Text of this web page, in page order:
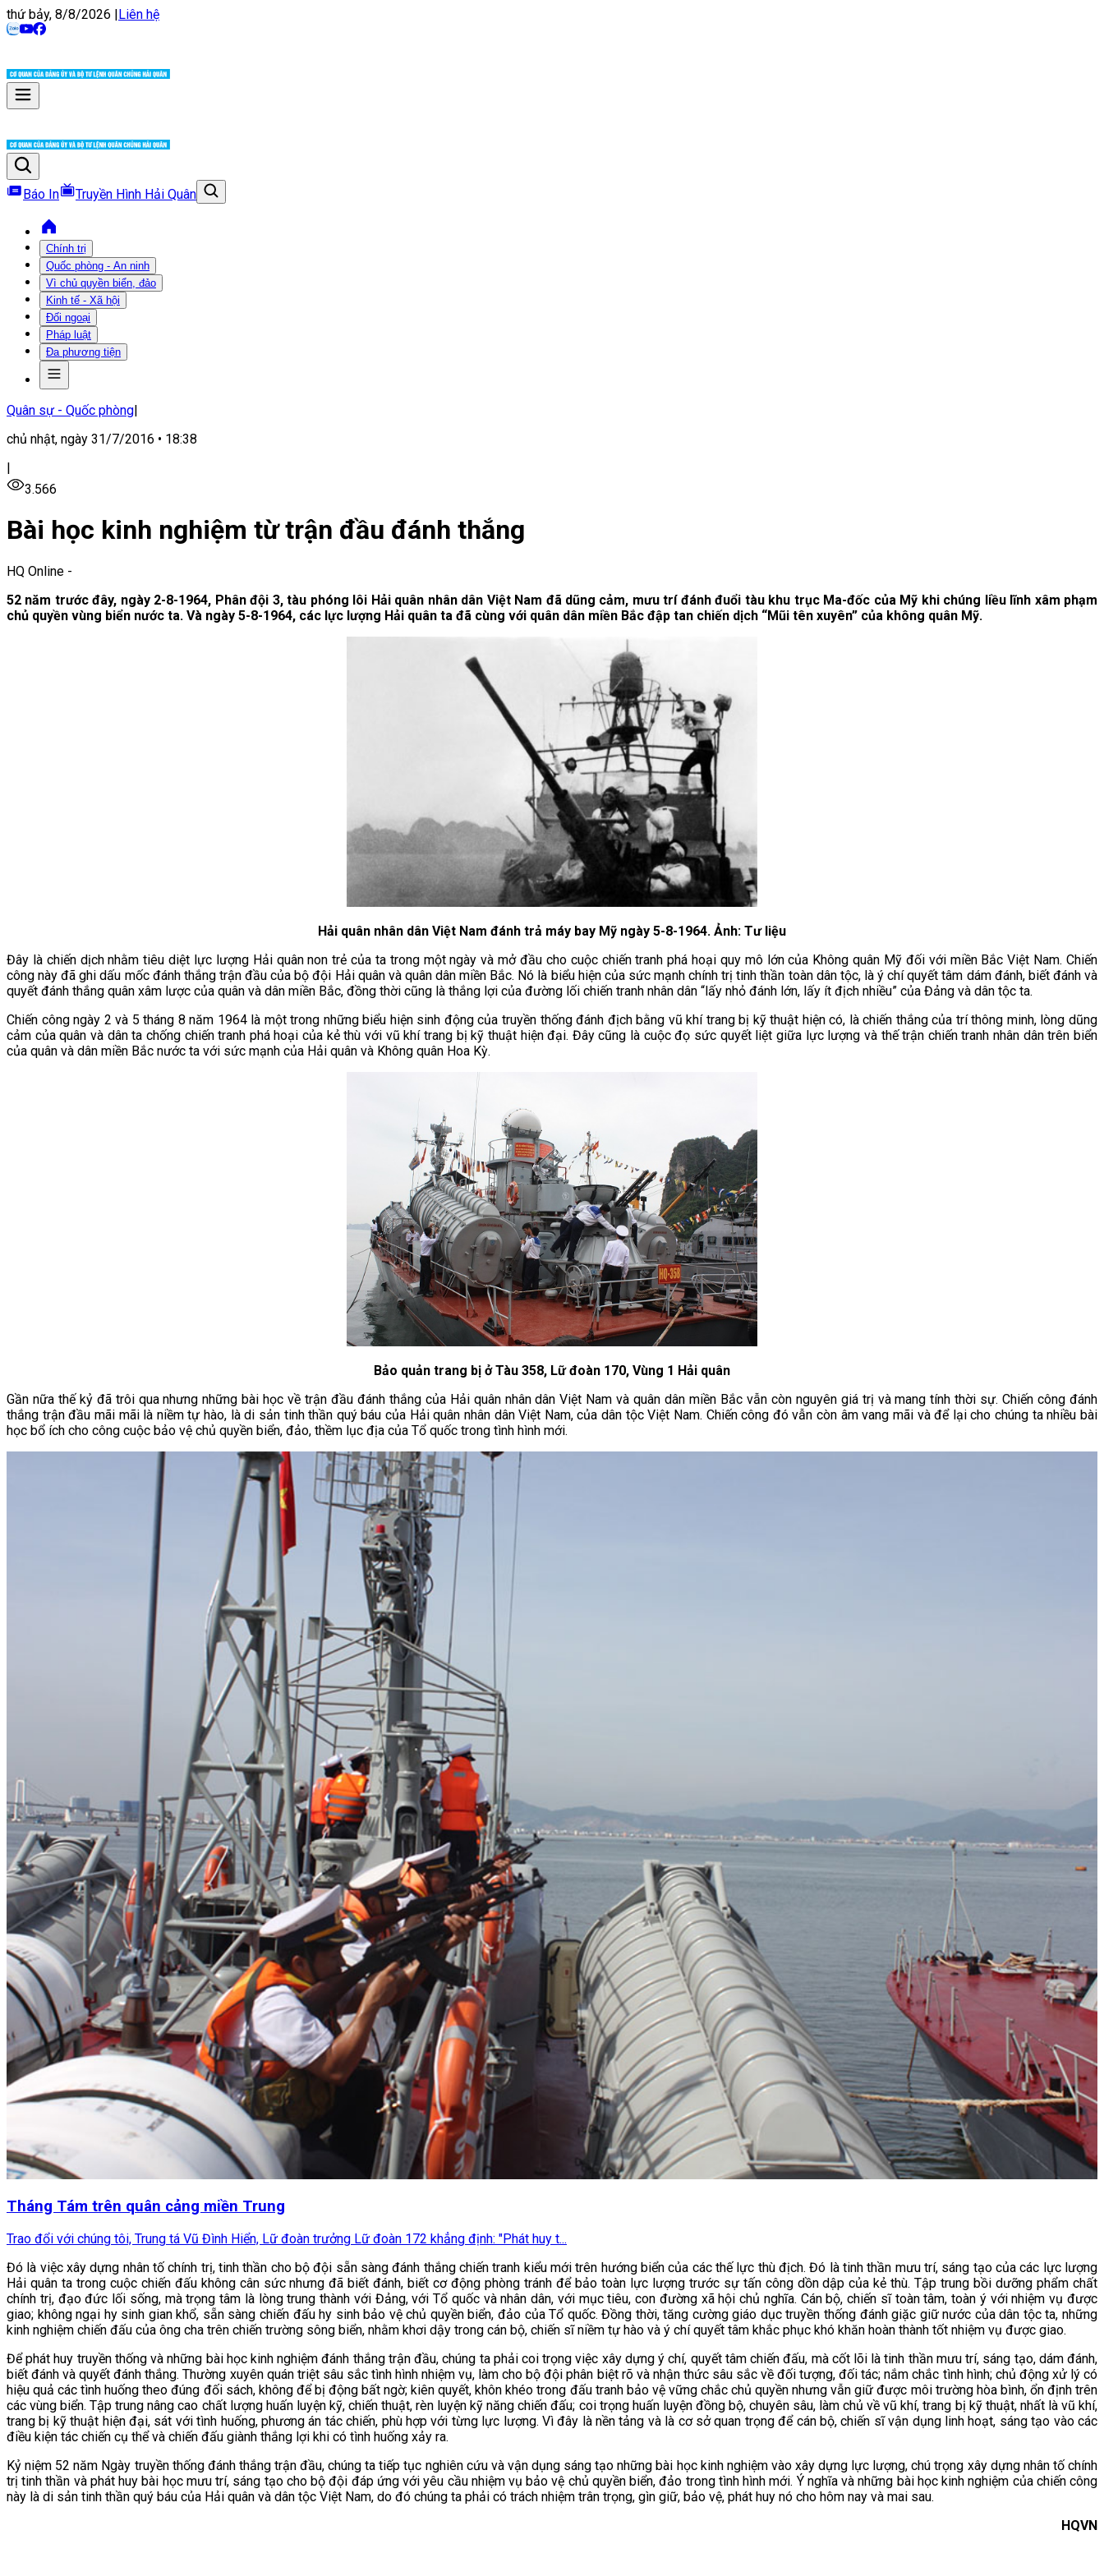
thứ bảy, 8/8/2026 |Liên hệ
Báo In Truyền Hình Hải Quân
Chính trị
Quốc phòng - An ninh
Vì chủ quyền biển, đảo
Kinh tế - Xã hội
Đối ngoại
Pháp luật
Đa phương tiện
Quân sự - Quốc phòng|
chủ nhật, ngày 31/7/2016 • 18:38
|
3.566
Bài học kinh nghiệm từ trận đầu đánh thắng
HQ Online -
52 năm trước đây, ngày 2-8-1964, Phân đội 3, tàu phóng lôi Hải quân nhân dân Việt Nam đã dũng cảm, mưu trí đánh đuổi tàu khu trục Ma-đốc của Mỹ khi chúng liều lĩnh xâm phạm
chủ quyền vùng biển nước ta. Và ngày 5-8-1964, các lực lượng Hải quân ta đã cùng với quân dân miền Bắc đập tan chiến dịch “Mũi tên xuyên” của không quân Mỹ.
Hải quân nhân dân Việt Nam đánh trả máy bay Mỹ ngày 5-8-1964. Ảnh: Tư liệu
Đây là chiến dịch nhằm tiêu diệt lực lượng Hải quân non trẻ của ta trong một ngày và mở đầu cho cuộc chiến tranh phá hoại quy mô lớn của Không quân Mỹ đối với miền Bắc Việt Nam. Chiến
công này đã ghi dấu mốc đánh thắng trận đầu của bộ đội Hải quân và quân dân miền Bắc. Nó là biểu hiện của sức mạnh chính trị tinh thần toàn dân tộc, là ý chí quyết tâm dám đánh, biết đánh và
quyết đánh thắng quân xâm lược của quân và dân miền Bắc, đồng thời cũng là thắng lợi của đường lối chiến tranh nhân dân “lấy nhỏ đánh lớn, lấy ít địch nhiều” của Đảng và dân tộc ta.
Chiến công ngày 2 và 5 tháng 8 năm 1964 là một trong những biểu hiện sinh động của truyền thống đánh địch bằng vũ khí trang bị kỹ thuật hiện có, là chiến thắng của trí thông minh, lòng dũng
cảm của quân và dân ta chống chiến tranh phá hoại của kẻ thù với vũ khí trang bị kỹ thuật hiện đại. Đây cũng là cuộc đọ sức quyết liệt giữa lực lượng và thế trận chiến tranh nhân dân trên biển
của quân và dân miền Bắc nước ta với sức mạnh của Hải quân và Không quân Hoa Kỳ.
Bảo quản trang bị ở Tàu 358, Lữ đoàn 170, Vùng 1 Hải quân
Gần nữa thế kỷ đã trôi qua nhưng những bài học về trận đầu đánh thắng của Hải quân nhân dân Việt Nam và quân dân miền Bắc vẫn còn nguyên giá trị và mang tính thời sự. Chiến công đánh
thắng trận đầu mãi mãi là niềm tự hào, là di sản tinh thần quý báu của Hải quân nhân dân Việt Nam, của dân tộc Việt Nam. Chiến công đó vẫn còn âm vang mãi và để lại cho chúng ta nhiều bài
học bổ ích cho công cuộc bảo vệ chủ quyền biển, đảo, thềm lục địa của Tổ quốc trong tình hình mới.
Tháng Tám trên quân cảng miền Trung
Trao đổi với chúng tôi, Trung tá Vũ Đình Hiển, Lữ đoàn trưởng Lữ đoàn 172 khẳng định: "Phát huy t...
Đó là việc xây dựng nhân tố chính trị, tinh thần cho bộ đội sẵn sàng đánh thắng chiến tranh kiểu mới trên hướng biển của các thế lực thù địch. Đó là tinh thần mưu trí, sáng tạo của các lực lượng
Hải quân ta trong cuộc chiến đấu không cân sức nhưng đã biết đánh, biết cơ động phòng tránh để bảo toàn lực lượng trước sự tấn công dồn dập của kẻ thù. Tập trung bồi dưỡng phẩm chất
chính trị, đạo đức lối sống, mà trọng tâm là lòng trung thành với Đảng, với Tổ quốc và nhân dân, với mục tiêu, con đường xã hội chủ nghĩa. Cán bộ, chiến sĩ toàn tâm, toàn ý với nhiệm vụ được
giao; không ngại hy sinh gian khổ, sẵn sàng chiến đấu hy sinh bảo vệ chủ quyền biển, đảo của Tổ quốc. Đồng thời, tăng cường giáo dục truyền thống đánh giặc giữ nước của dân tộc ta, những
kinh nghiệm chiến đấu của ông cha trên chiến trường sông biển, nhằm khơi dậy trong cán bộ, chiến sĩ niềm tự hào và ý chí quyết tâm khắc phục khó khăn hoàn thành tốt nhiệm vụ được giao.
Để phát huy truyền thống và những bài học kinh nghiệm đánh thắng trận đầu, chúng ta phải coi trọng việc xây dựng ý chí, quyết tâm chiến đấu, mà cốt lõi là tinh thần mưu trí, sáng tạo, dám đánh,
biết đánh và quyết đánh thắng. Thường xuyên quán triệt sâu sắc tình hình nhiệm vụ, làm cho bộ đội phân biệt rõ và nhận thức sâu sắc về đối tượng, đối tác; nắm chắc tình hình; chủ động xử lý có
hiệu quả các tình huống theo đúng đối sách, không để bị động bất ngờ; kiên quyết, khôn khéo trong đấu tranh bảo vệ vững chắc chủ quyền nhưng vẫn giữ được môi trường hòa bình, ổn định trên
các vùng biển. Tập trung nâng cao chất lượng huấn luyện kỹ, chiến thuật, rèn luyện kỹ năng chiến đấu; coi trọng huấn luyện đồng bộ, chuyên sâu, làm chủ về vũ khí, trang bị kỹ thuật, nhất là vũ khí,
trang bị kỹ thuật hiện đại, sát với tình huống, phương án tác chiến, phù hợp với từng lực lượng. Vì đây là nền tảng và là cơ sở quan trọng để cán bộ, chiến sĩ vận dụng linh hoạt, sáng tạo vào các
điều kiện tác chiến cụ thể và chiến đấu giành thắng lợi khi có tình huống xảy ra.
Kỷ niệm 52 năm Ngày truyền thống đánh thắng trận đầu, chúng ta tiếp tục nghiên cứu và vận dụng sáng tạo những bài học kinh nghiệm vào xây dựng lực lượng, chú trọng xây dựng nhân tố chính
trị tinh thần và phát huy bài học mưu trí, sáng tạo cho bộ đội đáp ứng với yêu cầu nhiệm vụ bảo vệ chủ quyền biển, đảo trong tình hình mới. Ý nghĩa và những bài học kinh nghiệm của chiến công
này là di sản tinh thần quý báu của Hải quân và dân tộc Việt Nam, do đó chúng ta phải có trách nhiệm trân trọng, gìn giữ, bảo vệ, phát huy nó cho hôm nay và mai sau.
HQVN